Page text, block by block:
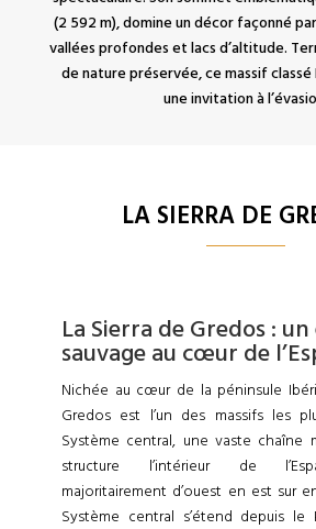
(2 592 m), domine un décor façonné
vallées profondes et lacs d’altitude.
de nature préservée, ce massif classé
une invitation à
LA SIERRA DE
La Sierra de Gredos :
sauvage au cœur de
Nichée au cœur de la péninsule
Gredos est l’un des massifs les
Système central, une vaste chaîne
structure l’intérieur de
majoritairement d’ouest en est sur
Système central s’étend depuis le